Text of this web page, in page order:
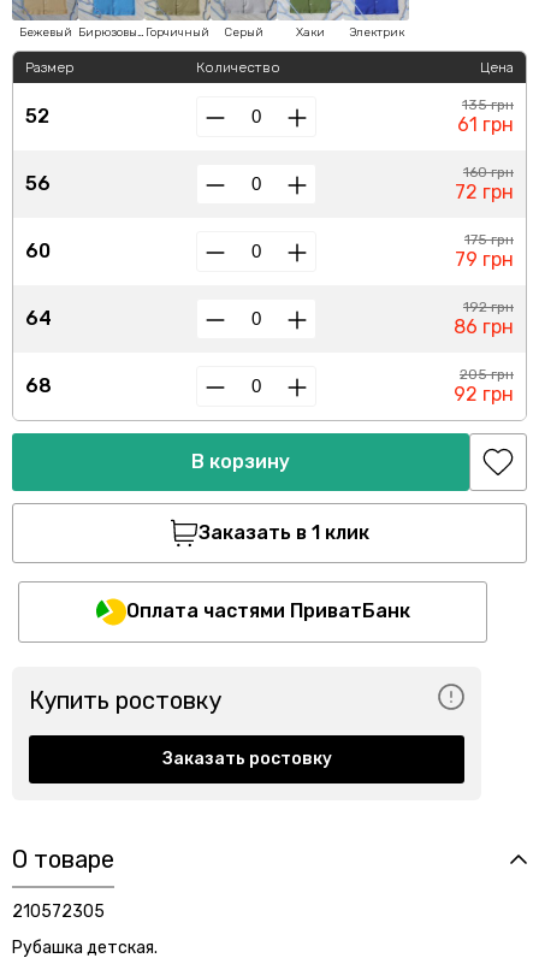
Бежевый Бирюзовый Горчичный Серый Хаки Электрик
Размер
52
56
60
64
68
Количество Цена
135 грн
61 грн
160 грн
72 грн
175 грн
79 грн
192 грн
86 грн
205 грн
92 грн
В корзину
Заказать в 1 клик
Оплата частями ПриватБанк
Купить ростовку
Заказать ростовку
О товаре
210572305
Рубашка детская.